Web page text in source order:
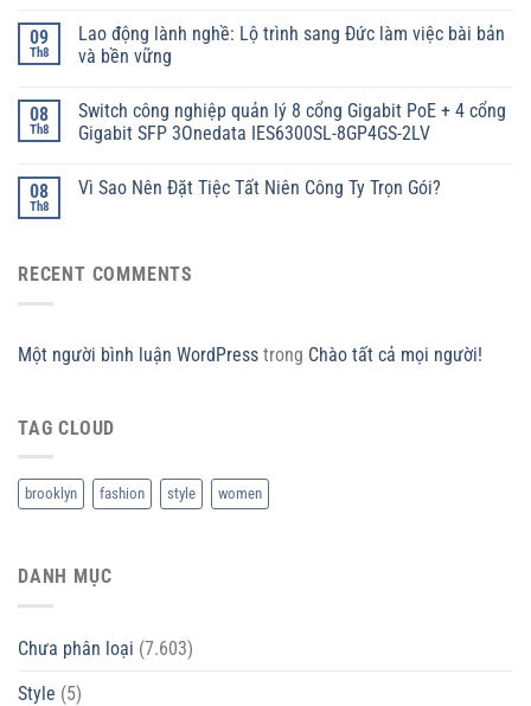
09
Th8
Lao động lành nghề: Lộ trình sang Đức làm việc bài bản
và bền vững
08
Th8
Switch công nghiệp quản lý 8 cổng Gigabit PoE + 4 cổng
Gigabit SFP 3Onedata IES6300SL-8GP4GS-2LV
08
Th8
Vì Sao Nên Đặt Tiệc Tất Niên Công Ty Trọn Gói?
RECENT COMMENTS
Một người bình luận WordPress trong Chào tất cả mọi người!
TAG CLOUD
brooklyn fashion style women
DANH MỤC
Chưa phân loại (7.603)
Style (5)